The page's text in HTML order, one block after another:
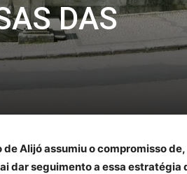
DAS
Alijó assumiu o compromisso
dar seguimento a essa